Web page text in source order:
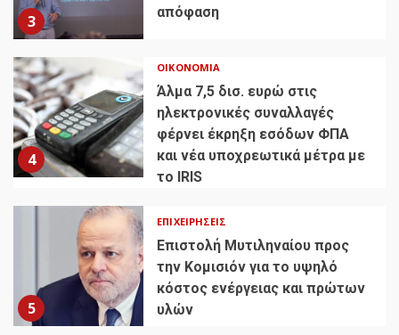
3
απόφαση
4
ΟΙΚΟΝΟΜΊΑ
Άλμα 7,5 δισ. ευρώ στις
ηλεκτρονικές συναλλαγές
φέρνει έκρηξη εσόδων ΦΠΑ
και νέα υποχρεωτικά μέτρα με
το IRIS
5
ΕΠΙΧΕΙΡΉΣΕΙΣ
Επιστολή Μυτιληναίου προς
την Κομισιόν για το υψηλό
κόστος ενέργειας και πρώτων
υλών